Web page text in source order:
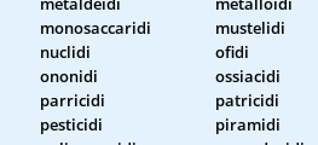
monosaccaridi
mustelidi
nuclidi
ofidi
ononidi
ossiacidi
parricidi
patricidi
pesticidi
piramidi